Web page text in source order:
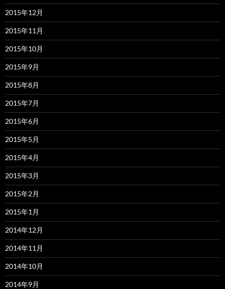
2015年12月
2015年11月
2015年10月
2015年9月
2015年8月
2015年7月
2015年6月
2015年5月
2015年4月
2015年3月
2015年2月
2015年1月
2014年12月
2014年11月
2014年10月
2014年9月